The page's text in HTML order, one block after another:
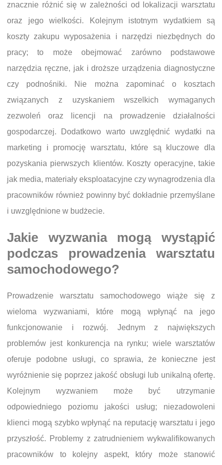
znacznie różnić się w zależności od lokalizacji warsztatu
oraz jego wielkości. Kolejnym istotnym wydatkiem są
koszty zakupu wyposażenia i narzędzi niezbędnych do
pracy; to może obejmować zarówno podstawowe
narzędzia ręczne, jak i droższe urządzenia diagnostyczne
czy podnośniki. Nie można zapominać o kosztach
związanych z uzyskaniem wszelkich wymaganych
zezwoleń oraz licencji na prowadzenie działalności
gospodarczej. Dodatkowo warto uwzględnić wydatki na
marketing i promocję warsztatu, które są kluczowe dla
pozyskania pierwszych klientów. Koszty operacyjne, takie
jak media, materiały eksploatacyjne czy wynagrodzenia dla
pracowników również powinny być dokładnie przemyślane
i uwzględnione w budżecie.
Jakie wyzwania mogą wystąpić
podczas prowadzenia warsztatu
samochodowego?
Prowadzenie warsztatu samochodowego wiąże się z
wieloma wyzwaniami, które mogą wpłynąć na jego
funkcjonowanie i rozwój. Jednym z największych
problemów jest konkurencja na rynku; wiele warsztatów
oferuje podobne usługi, co sprawia, że konieczne jest
wyróżnienie się poprzez jakość obsługi lub unikalną ofertę.
Kolejnym wyzwaniem może być utrzymanie
odpowiedniego poziomu jakości usług; niezadowoleni
klienci mogą szybko wpłynąć na reputację warsztatu i jego
przyszłość. Problemy z zatrudnieniem wykwalifikowanych
pracowników to kolejny aspekt, który może stanowić